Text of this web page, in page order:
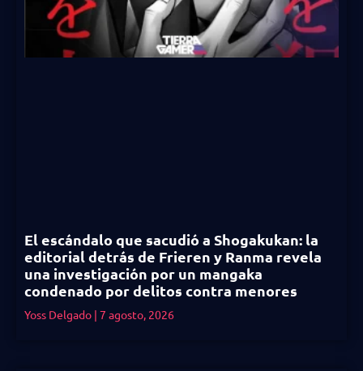
El escándalo que sacudió a Shogakukan: la
editorial detrás de Frieren y Ranma revela
una investigación por un mangaka
condenado por delitos contra menores
Yoss Delgado 7 agosto, 2026